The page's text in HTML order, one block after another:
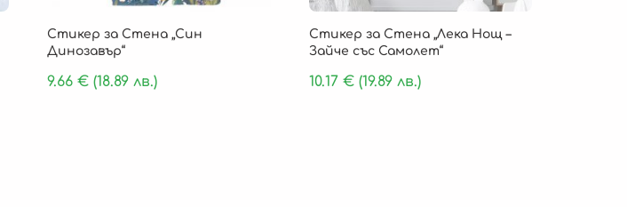
Стикер за Стена „Син
Динозавър“
9.66€ (18.89 лв.)
Стикер за Стена „Лека Нощ –
Зайче със Самолет“
10.17€ (19.89 лв.)